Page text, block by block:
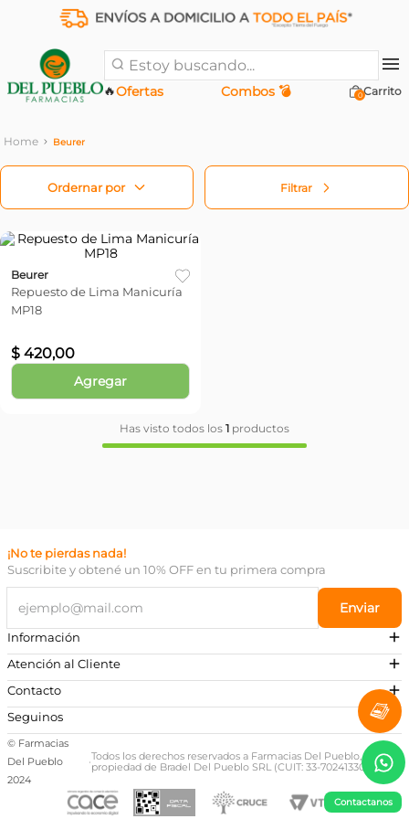
Estoy buscando...
Ofertas
🔥 Combos 💣 0
Contactanos
Beurer
Filtrar
Beurer
Repuesto de Lima Manicuría
MP18
$ 420,00
Agregar
Has visto todos los 1 productos
¡No te pierdas nada!
Suscribite y obtené un 10% OFF en tu primera compra
Enviar
Información
Atención al Cliente
Contacto
¿Necesitás ayuda?
Preguntas Frecuentes
Escribinos a nuestro Whatsapp
+54 381 581-0674
Seguinos
© Farmacias
Del Pueblo
2024
·Todos los derechos reservados a Farmacias Del Pueblo,
propiedad de Bradel Del Pueblo SRL (CUIT: 33-70241330-9)